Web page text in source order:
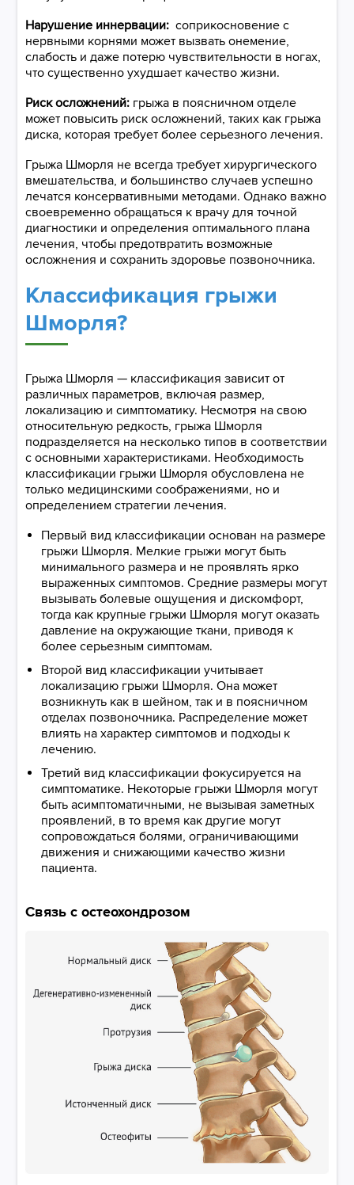
Нарушение иннервации: соприкосновение с
нервными корнями может вызвать онемение,
слабость и даже потерю чувствительности в ногах,
что существенно ухудшает качество жизни.
Риск осложнений: грыжа в поясничном отделе
может повысить риск осложнений, таких как грыжа
диска, которая требует более серьезного лечения.
Грыжа Шморля не всегда требует хирургического
вмешательства, и большинство случаев успешно
лечатся консервативными методами. Однако важно
своевременно обращаться к врачу для точной
диагностики и определения оптимального плана
лечения, чтобы предотвратить возможные
осложнения и сохранить здоровье позвоночника.
Классификация грыжи
Шморля?
Грыжа Шморля — классификация зависит от
различных параметров, включая размер,
локализацию и симптоматику. Несмотря на свою
относительную редкость, грыжа Шморля
подразделяется на несколько типов в соответствии
с основными характеристиками. Необходимость
классификации грыжи Шморля обусловлена не
только медицинскими соображениями, но и
определением стратегии лечения.
Первый вид классификации основан на размере
грыжи Шморля. Мелкие грыжи могут быть
минимального размера и не проявлять ярко
выраженных симптомов. Средние размеры могут
вызывать болевые ощущения и дискомфорт,
тогда как крупные грыжи Шморля могут оказать
давление на окружающие ткани, приводя к
более серьезным симптомам.
Второй вид классификации учитывает
локализацию грыжи Шморля. Она может
возникнуть как в шейном, так и в поясничном
отделах позвоночника. Распределение может
влиять на характер симптомов и подходы к
лечению.
Третий вид классификации фокусируется на
симптоматике. Некоторые грыжи Шморля могут
быть асимптоматичными, не вызывая заметных
проявлений, в то время как другие могут
сопровождаться болями, ограничивающими
движения и снижающими качество жизни
пациента.
Связь с остеохондрозом